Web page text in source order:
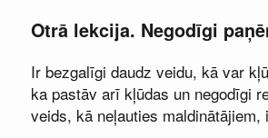
Otrā lekcija. Negodīgi
Ir bezgalīgi daudz veidu, kā var
ka pastāv arī kļūdas un negodīgi
veids, kā neļauties